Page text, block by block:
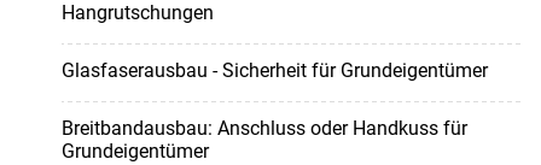
Hangrutschungen
Glasfaserausbau - Sicherheit für Grundeigentümer
Breitbandausbau: Anschluss oder Handkuss für
Grundeigentümer